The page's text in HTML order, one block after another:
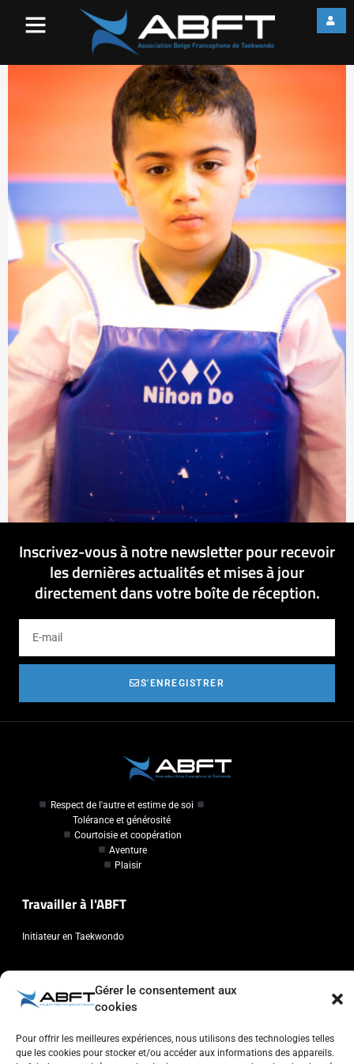
Gérer le consentement aux
cookies
Pour offrir les meilleures expériences, nous utilisons des technologies telles
que les cookies pour stocker et/ou accéder aux informations des appareils.
Inscrivez-vous à notre newsletter pour recevoir
les dernières actualités et mises à jour
directement dans votre boîte de réception.
S'ENREGISTRER
Respect de l'autre et estime de soi
Tolérance et générosité
Courtoisie et coopération
Aventure
Plaisir
Travailler à l'ABFT
Initiateur en Taekwondo
Contact
Association Belge Francophone de Taekwondo
info@abft.be